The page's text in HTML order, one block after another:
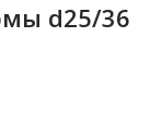
d25/36